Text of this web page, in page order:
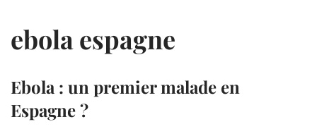
ebola espagne
Ebola : un premier malade en
Espagne ?